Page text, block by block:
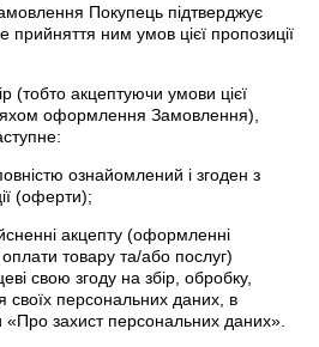
Покупець підтверджує
прийняття ним умов цієї пропозиції
(тобто акцептуючи умови цієї
оформлення Замовлення),
ознайомлений і згоден з
(оферти);
акцепту (оформленні
товару та/або послуг)
свою згоду на збір, обробку,
своїх персональних даних, в
«Про захист персональних даних».